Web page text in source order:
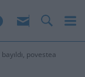
povestea